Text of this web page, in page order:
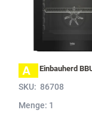
A
SKU: 86708
Menge: 1